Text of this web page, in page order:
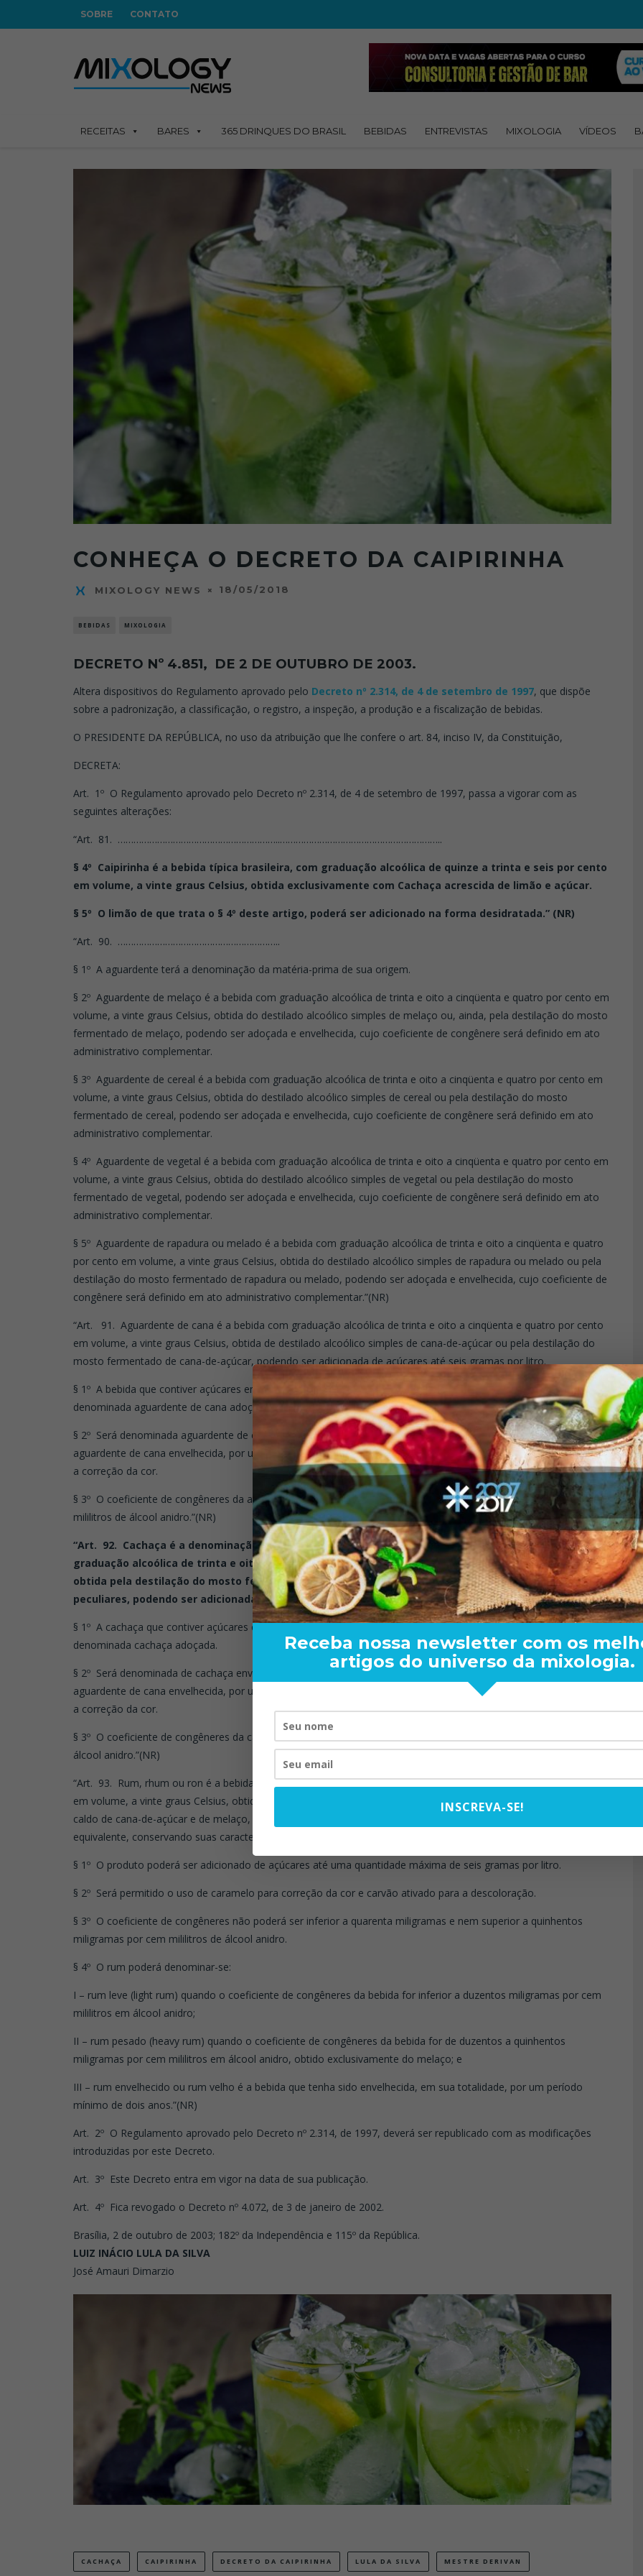
SOBRE CONTATO
RECEITAS BARES 365 DRINQUES DO BRASIL BEBIDAS ENTREVISTAS MIXOLOGIA VÍDEOS
CONHEÇA O DECRETO DA CAIPIRINHA
MIXOLOGY NEWS 18/05/2018
BEBIDAS MIXOLOGIA
DECRETO Nº 4.851, DE 2 DE OUTUBRO DE 2003.
Altera dispositivos do Regulamento aprovado pelo Decreto nº 2.314, de 4 de setembro de 1997, que dispõe
sobre a padronização, a classificação, o registro, a inspeção, a produção e a fiscalização de bebidas.
O PRESIDENTE DA REPÚBLICA, no uso da atribuição que lhe confere o art. 84, inciso IV, da Constituição,
DECRETA:
Art. 1º O Regulamento aprovado pelo Decreto nº 2.314, de 4 de setembro de 1997, passa a vigorar com as
seguintes alterações:
“Art. 81. ……………………………………………………..……………………………………………………..
§ 4º Caipirinha é a bebida típica brasileira, com graduação alcoólica de quinze a trinta e seis por cento
em volume, a vinte graus Celsius, obtida exclusivamente com Cachaça acrescida de limão e açúcar.
§ 5º O limão de que trata o § 4º deste artigo, poderá ser adicionado na forma desidratada.” (NR)
“Art. 90. ……………………………………………………..
§ 1º A aguardente terá a denominação da matéria-prima de sua origem.
§ 2º Aguardente de melaço é a bebida com graduação alcoólica de trinta e oito a cinqüenta e quatro por cento em
volume, a vinte graus Celsius, obtida do destilado alcoólico simples de melaço ou, ainda, pela destilação do mosto
fermentado de melaço, podendo ser adoçada e envelhecida, cujo coeficiente de congênere será definido em ato
administrativo complementar.
§ 3º Aguardente de cereal é a bebida com graduação alcoólica de trinta e oito a cinqüenta e quatro por cento em
volume, a vinte graus Celsius, obtida do destilado alcoólico simples de cereal ou pela destilação do mosto
fermentado de cereal, podendo ser adoçada e envelhecida, cujo coeficiente de congênere será definido em ato
administrativo complementar.
§ 4º Aguardente de vegetal é a bebida com graduação alcoólica de trinta e oito a cinqüenta e quatro por cento em
volume, a vinte graus Celsius, obtida do destilado alcoólico simples de vegetal ou pela destilação do mosto
fermentado de vegetal, podendo ser adoçada e envelhecida, cujo coeficiente de congênere será definido em ato
administrativo complementar.
§ 5º Aguardente de rapadura ou melado é a bebida com graduação alcoólica de trinta e oito a cinqüenta e quatro
por cento em volume, a vinte graus Celsius, obtida do destilado alcoólico simples de rapadura ou melado ou pela
destilação do mosto fermentado de rapadura ou melado, podendo ser adoçada e envelhecida, cujo coeficiente de
congênere será definido em ato administrativo complementar.”(NR)
“Art. 91. Aguardente de cana é a bebida com graduação alcoólica de trinta e oito a cinqüenta e quatro por cento
em volume, a vinte graus Celsius, obtida de destilado alcoólico simples de cana-de-açúcar ou pela destilação do
mosto fermentado de cana-de-açúcar, podendo ser adicionada de açúcares até seis gramas por litro.
§ 1º A bebida que contiver açúcares em quantidade superior a seis e inferior a trinta gramas por litro será
denominada aguardente de cana adoçada.
§ 2º Será denominada aguardente de cana envelhecida a bebida que contiver no mínimo cinqüenta por cento de
aguardente de cana envelhecida, por um período não inferior a um ano, podendo ser adicionada de caramelo para
a correção da cor.
§ 3º O coeficiente de congêneres da aguardente de cana não poderá ser inferior a duzentos miligramas por cem
mililitros de álcool anidro.”(NR)
“Art. 92. Cachaça é a denominação típica e exclusiva da aguardente de cana produzida no Brasil, com
graduação alcoólica de trinta e oito a quarenta e oito por cento em volume, a vinte graus Celsius,
obtida pela destilação do mosto fermentado de cana-de-açúcar com características sensoriais
peculiares, podendo ser adicionada de açúcares até seis gramas por litro, expressos em sacarose.
§ 1º A cachaça que contiver açúcares em quantidade superior a seis e inferior a trinta gramas por litro será
denominada cachaça adoçada.
§ 2º Será denominada de cachaça envelhecida, a bebida que contiver no mínimo cinqüenta por cento de
aguardente de cana envelhecida, por um período não inferior a um ano, podendo ser adicionada de caramelo para
a correção da cor.
§ 3º O coeficiente de congêneres da cachaça não poderá ser inferior a duzentos miligramas por cem mililitros de
álcool anidro.”(NR)
“Art. 93. Rum, rhum ou ron é a bebida com a graduação alcoólica de trinta e cinco a cinqüenta e quatro por cento
em volume, a vinte graus Celsius, obtida do destilado alcoólico simples de melaço, ou da mistura dos destilados de
caldo de cana-de-açúcar e de melaço, envelhecidos, total ou parcialmente, em recipiente de carvalho ou madeira
equivalente, conservando suas características sensoriais peculiares.
§ 1º O produto poderá ser adicionado de açúcares até uma quantidade máxima de seis gramas por litro.
§ 2º Será permitido o uso de caramelo para correção da cor e carvão ativado para a descoloração.
§ 3º O coeficiente de congêneres não poderá ser inferior a quarenta miligramas e nem superior a quinhentos
miligramas por cem mililitros de álcool anidro.
§ 4º O rum poderá denominar-se:
I – rum leve (light rum) quando o coeficiente de congêneres da bebida for inferior a duzentos miligramas por cem
mililitros em álcool anidro;
II – rum pesado (heavy rum) quando o coeficiente de congêneres da bebida for de duzentos a quinhentos
miligramas por cem mililitros em álcool anidro, obtido exclusivamente do melaço; e
III – rum envelhecido ou rum velho é a bebida que tenha sido envelhecida, em sua totalidade, por um período
mínimo de dois anos.”(NR)
Art. 2º O Regulamento aprovado pelo Decreto nº 2.314, de 1997, deverá ser republicado com as modificações
introduzidas por este Decreto.
Art. 3º Este Decreto entra em vigor na data de sua publicação.
Art. 4º Fica revogado o Decreto nº 4.072, de 3 de janeiro de 2002.
Brasília, 2 de outubro de 2003; 182º da Independência e 115º da República.
LUIZ INÁCIO LULA DA SILVA
José Amauri Dimarzio
CACHAÇA CAIPIRINHA DECRETO DA CAIPIRINHA LULA DA SILVA MESTRE DERIVAN
RAND BARTENDER: DE BOA
VISTA PARA O MUNDO
TOM OLIVEIRA –
EXCLUSIVA
Receba nossa newsletter com os
artigos do universo da mixologia.
INSCREVA-SE!